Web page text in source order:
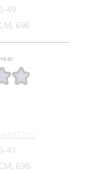
49
69Б
41
69Б